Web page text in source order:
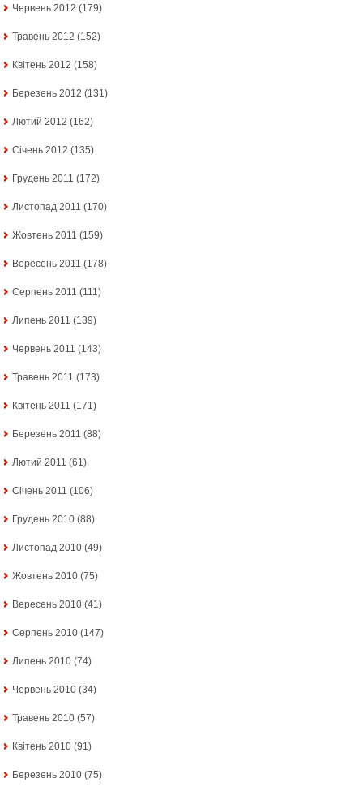
Червень 2012 (179)
Травень 2012 (152)
Квітень 2012 (158)
Березень 2012 (131)
Лютий 2012 (162)
Січень 2012 (135)
Грудень 2011 (172)
Листопад 2011 (170)
Жовтень 2011 (159)
Вересень 2011 (178)
Серпень 2011 (111)
Липень 2011 (139)
Червень 2011 (143)
Травень 2011 (173)
Квітень 2011 (171)
Березень 2011 (88)
Лютий 2011 (61)
Січень 2011 (106)
Грудень 2010 (88)
Листопад 2010 (49)
Жовтень 2010 (75)
Вересень 2010 (41)
Серпень 2010 (147)
Липень 2010 (74)
Червень 2010 (34)
Травень 2010 (57)
Квітень 2010 (91)
Березень 2010 (75)